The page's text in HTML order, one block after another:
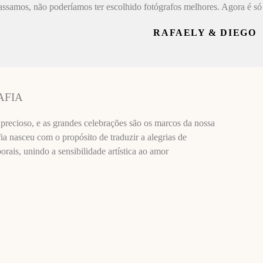
não poderíamos ter escolhido fotógrafos melhores. Agora é
RAFAELY & DIEGO
e as grandes celebrações são os marcos da nossa
nasceu com o propósito de traduzir a alegrias de
unindo a sensibilidade artística ao amor